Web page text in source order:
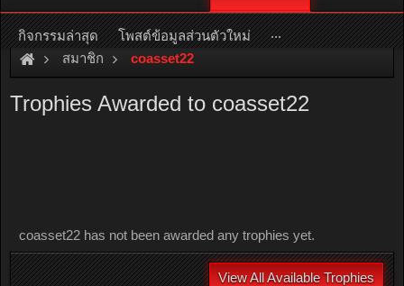
หรืออ่านรายละเอียดเพิ่มเติม คลิกที่นี่
สมาชิก coasset22
Trophies Awarded to coasset22
coasset22 has not been awarded any trophies yet.
View All Available Trophies
กิจกรรมล่าสุด โพสต์ข้อมูลส่วนตัวใหม่ ...